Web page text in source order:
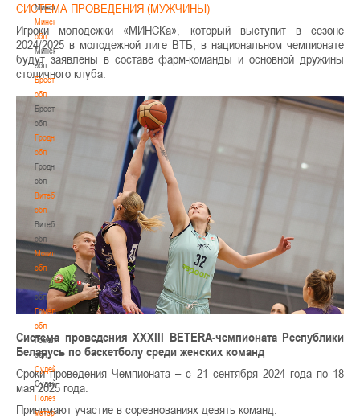
Минск
Минская
обл
Минская
обл
Брестская
обл
Брестская
обл
Гродненская
обл
Гродненская
обл
Витебская
обл
Витебская
обл
Могилевская
обл
Могилевская
обл
Гомельская
обл
Гомельская
обл
Судейство
Судейство
Полезные
материалы
СИСТЕМА ПРОВЕДЕНИЯ (МУЖЧИНЫ)
Игроки молодежки «МИНСКа», который выступит в сезоне
2024/2025 в молодежной лиге ВТБ, в национальном чемпионате
будут заявлены в составе фарм-команды и основной дружины
столичного клуба.
Система проведения XXXIII BETERA-чемпионата Республики
Беларусь по баскетболу среди женских команд
Сроки проведения Чемпионата – с 21 сентября 2024 года по 18
мая 2025 года.
Принимают участие в соревнованиях девять команд: